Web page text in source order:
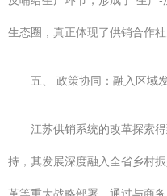
生态圈，真正体现了供销合作社
五、 政策协同：融入区域
江苏供销系统的改革探索
持，其发展深度融入全省乡村